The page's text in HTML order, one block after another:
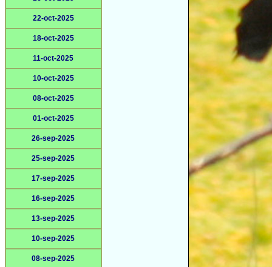
22-oct-2025
18-oct-2025
11-oct-2025
10-oct-2025
08-oct-2025
01-oct-2025
26-sep-2025
25-sep-2025
17-sep-2025
16-sep-2025
13-sep-2025
10-sep-2025
08-sep-2025